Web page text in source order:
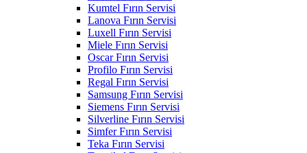
Kumtel Fırın Servisi
Lanova Fırın Servisi
Luxell Fırın Servisi
Miele Fırın Servisi
Oscar Fırın Servisi
Profilo Fırın Servisi
Regal Fırın Servisi
Samsung Fırın Servisi
Siemens Fırın Servisi
Silverline Fırın Servisi
Simfer Fırın Servisi
Teka Fırın Servisi